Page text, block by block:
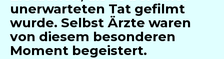
unerwarteten Tat gefilmt
wurde. Selbst Ärzte waren
von diesem besonderen
Moment begeistert.